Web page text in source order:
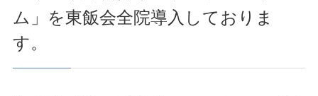
ム」を東飯会全院導入しておりま
す。